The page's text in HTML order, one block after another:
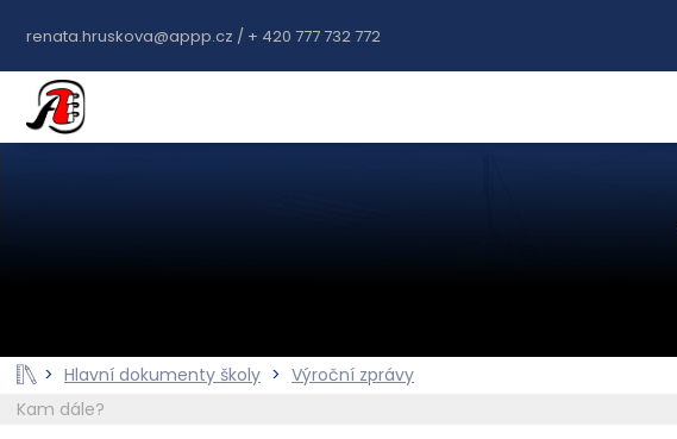
renata.hruskova@appp.cz / + 420 777 732 772
> Hlavní dokumenty školy > Výroční zprávy
Kam dále?